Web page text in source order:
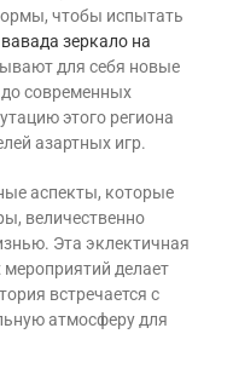
чтобы испытать
вавада зеркало на
для себя новые
до современных
этого региона
азартных игр.
аспекты, которые
величественно
Эта эклектичная
делает
встречается с
атмосферу для